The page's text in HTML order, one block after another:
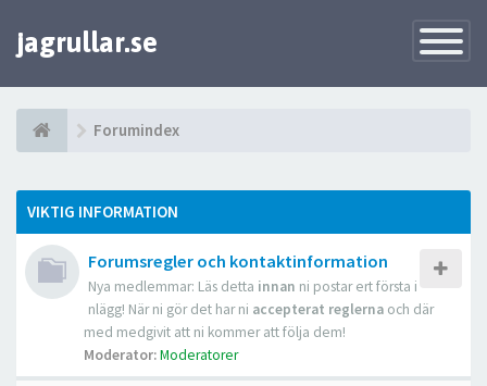
Toggle
jagrullar.se
Forumindex
VIKTIG INFORMATION
Forumsregler och kontaktinformation
Nya medlemmar: Läs detta innan ni postar ert första i
nlägg! När ni gör det har ni accepterat reglerna och där
med medgivit att ni kommer att följa dem!
Moderator:Moderatorer